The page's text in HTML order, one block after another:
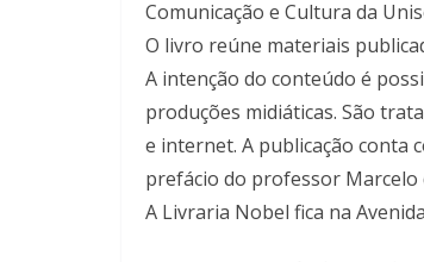
Comunicação e Cultura da
O livro reúne materiais
A intenção do conteúdo é
produções midiáticas. São
e internet. A publicação conta
prefácio do professor
A Livraria Nobel fica na